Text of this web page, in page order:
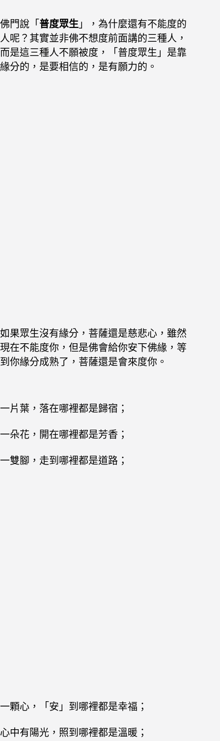
佛門說「 普度眾生 」，為什麼還有不能度的
人呢？其實並非佛不想度前面講的三種人，
而是這三種人不願被度，「普度眾生」是靠
緣分的，是要相信的，是有願力的。
如果眾生沒有緣分，菩薩還是慈悲心，雖然
現在不能度你，但是佛會給你安下佛緣，等
到你緣分成熟了，菩薩還是會來度你。
一片葉，落在哪裡都是歸宿；
一朵花，開在哪裡都是芳香；
一雙腳，走到哪裡都是道路；
一顆心，「安」到哪裡都是幸福；
心中有陽光，照到哪裡都是溫暖；